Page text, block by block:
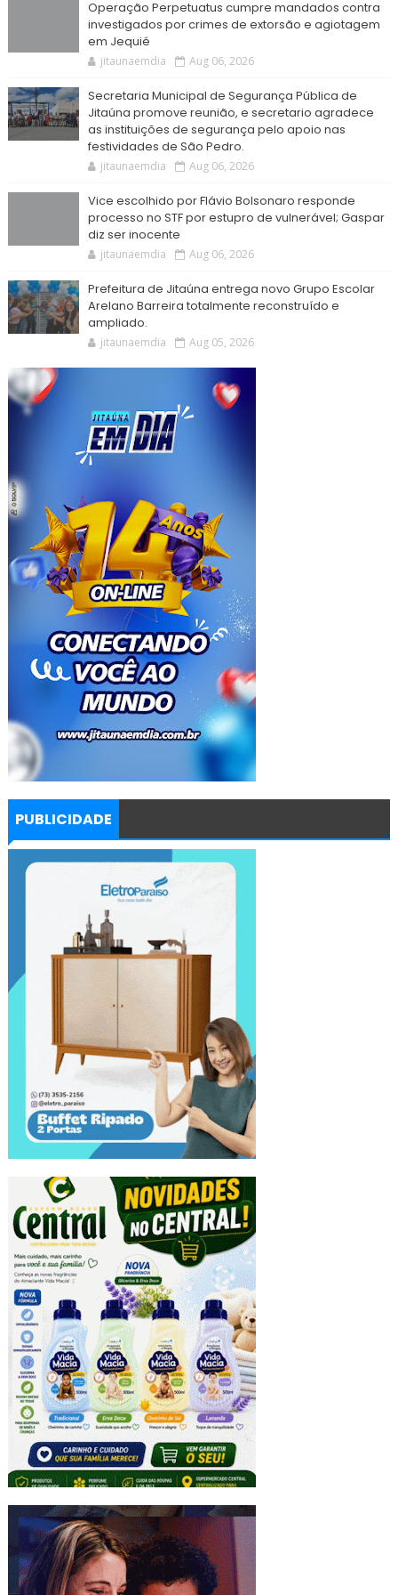
Operação Perpetuatus cumpre mandados contra
investigados por crimes de extorsão e agiotagem
em Jequié
jitaunaemdia Aug 06, 2026
Secretaria Municipal de Segurança Pública de
Jitaúna promove reunião, e secretario agradece
as instituições de segurança pelo apoio nas
festividades de São Pedro.
jitaunaemdia Aug 06, 2026
Vice escolhido por Flávio Bolsonaro responde
processo no STF por estupro de vulnerável; Gaspar
diz ser inocente
jitaunaemdia Aug 06, 2026
Prefeitura de Jitaúna entrega novo Grupo Escolar
Arelano Barreira totalmente reconstruído e
ampliado.
jitaunaemdia Aug 05, 2026
PUBLICIDADE